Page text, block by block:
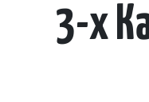
3-х